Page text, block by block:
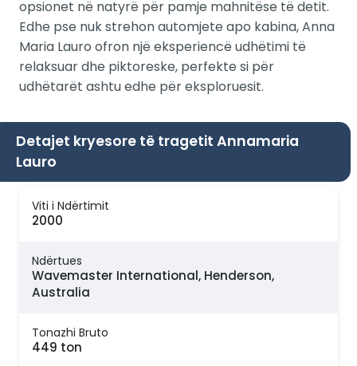
opsionet në natyrë për pamje mahnitëse të detit.
Edhe pse nuk strehon automjete apo kabina, Anna
Maria Lauro ofron një eksperiencë udhëtimi të
relaksuar dhe piktoreske, perfekte si për
udhëtarët ashtu edhe për eksploruesit.
Detajet kryesore të tragetit Annamaria
Lauro
Viti i Ndërtimit
2000
Ndërtues
Wavemaster International, Henderson,
Australia
Tonazhi Bruto
449 ton